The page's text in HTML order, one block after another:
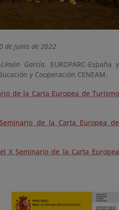
de junio de 2022
Limón García, EUROPARC-España y
y Cooperación CENEAM.
de la Carta Europea de Turismo
de la Carta Europea de
X Seminario de la Carta Europea